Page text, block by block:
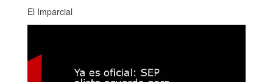
El Imparcial